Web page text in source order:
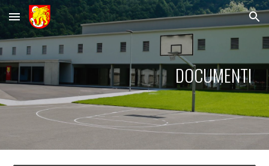
Skip to main content Skip to navigation
DOCUMENTI